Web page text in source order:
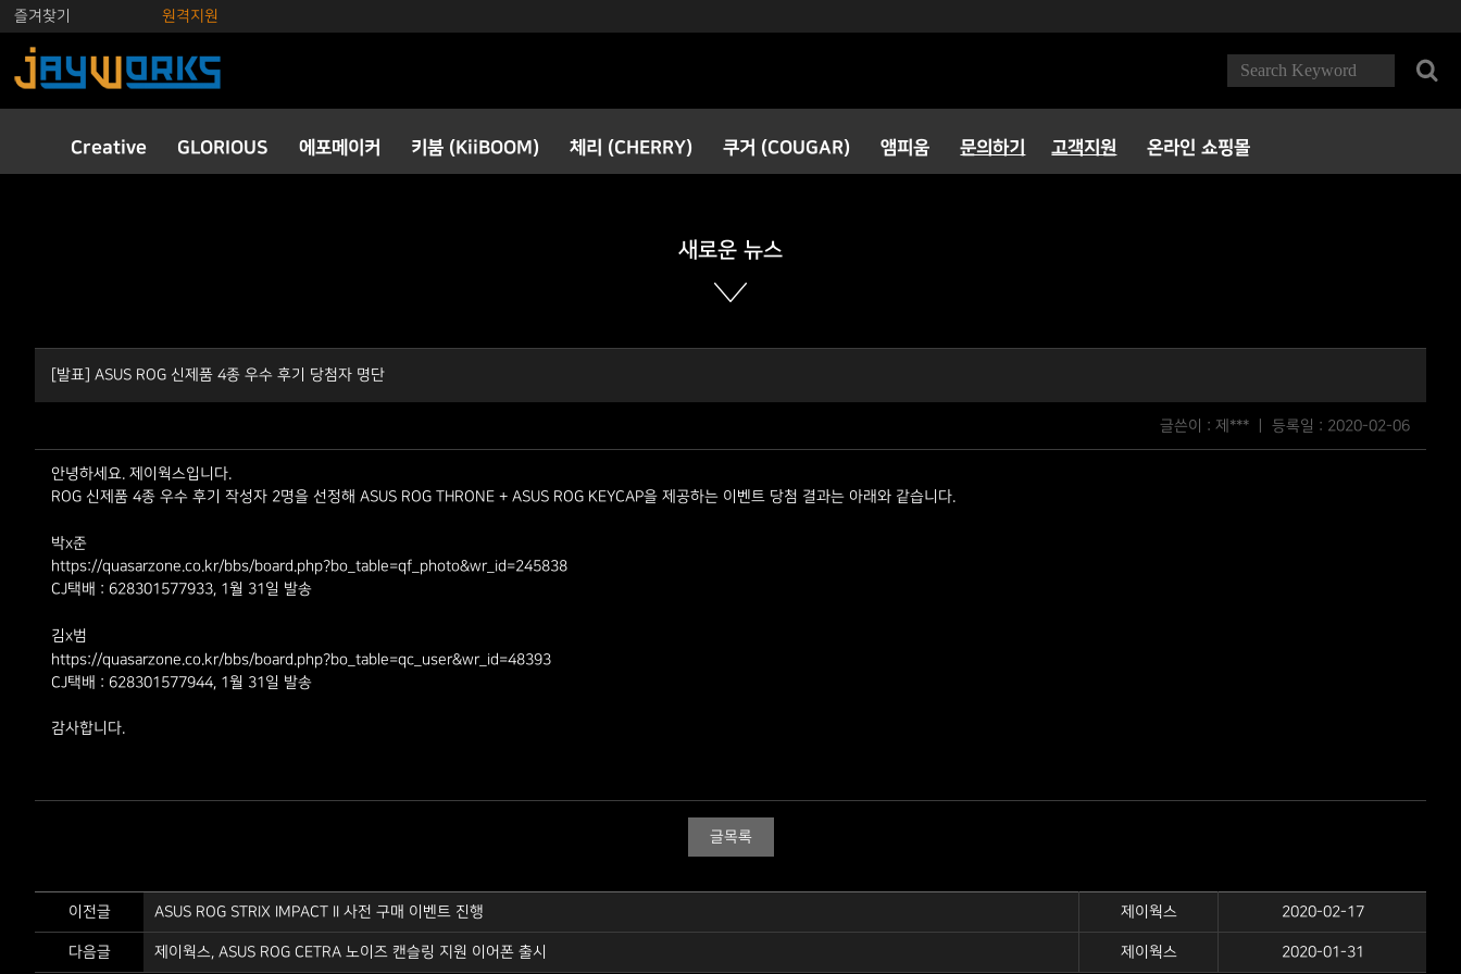
즐겨찾기 원격지원
Creative GLORIOUS 에포메이커 키붐 (KiiBOOM) 체리 (CHERRY) 쿠거 (COUGAR) 앰피움 문의하기 고객지원 온라인 쇼핑몰
새로운 뉴스
[발표] ASUS ROG 신제품 4종 우수 후기 당첨자 명단
글쓴이 : 제*** ㅣ 등록일 : 2020-02-06
안녕하세요. 제이웍스입니다.
ROG 신제품 4종 우수 후기 작성자 2명을 선정해 ASUS ROG THRONE + ASUS ROG KEYCAP을 제공하는 이벤트 당첨 결과는 아래와 같습니다.
박x준
https://quasarzone.co.kr/bbs/board.php?bo_table=qf_photo&wr_id=245838
​CJ택배 : ​628301577933, 1월 31일 발송
김x범
https://quasarzone.co.kr/bbs/board.php?bo_table=qc_user&wr_id=48393
CJ택배 : 628301577944, 1월 31일 발송​
감사합니다.
글목록
이전글 ASUS ROG STRIX IMPACT II 사전 구매 이벤트 진행 제이웍스 2020-02-17
다음글 제이웍스, ASUS ROG CETRA 노이즈 캔슬링 지원 이어폰 출시 제이웍스 2020-01-31